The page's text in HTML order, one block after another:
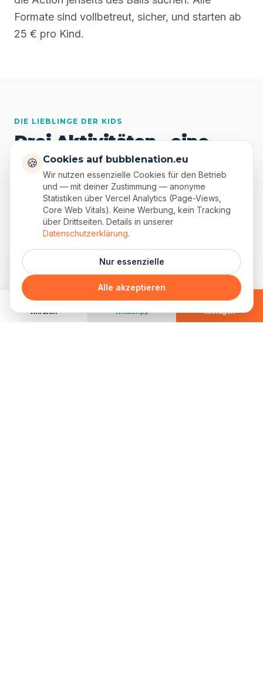
Formate sind vollbetreut, sicher, und starten ab
25 € pro Kind.
DIE LIEBLINGE DER KIDS
Drei Aktivitäten - eine
unvergessliche Party
Kombinieren geht auch. Für die meisten Fußball-
Kindergeburtstage empfehlen wir Bubble Soccer
als Hauptact.
Anrufen WhatsApp Anfragen
🍪 Cookies auf bubblenation.eu
Wir nutzen essenzielle Cookies für den Betrieb
und — mit deiner Zustimmung — anonyme
Statistiken über Vercel Analytics (Page-Views,
Core Web Vitals). Keine Werbung, kein Tracking
über Drittseiten. Details in unserer
Datenschutzerklärung.
Nur essenzielle
Alle akzeptieren